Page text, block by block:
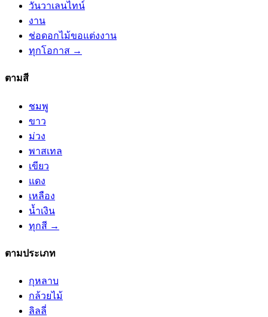
วันวาเลนไทน์
งาน
ช่อดอกไม้ขอแต่งงาน
ทุกโอกาส →
ตามสี
ชมพู
ขาว
ม่วง
พาสเทล
เขียว
แดง
เหลือง
น้ำเงิน
ทุกสี →
ตามประเภท
กุหลาบ
กล้วยไม้
ลิลลี่